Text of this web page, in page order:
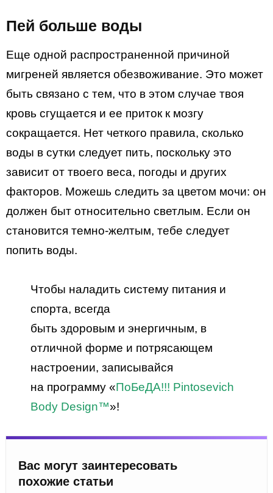
Пей больше воды
Еще одной распространенной причиной
мигреней является обезвоживание. Это может
быть связано с тем, что в этом случае твоя
кровь сгущается и ее приток к мозгу
сокращается. Нет четкого правила, сколько
воды в сутки следует пить, поскольку это
зависит от твоего веса, погоды и других
факторов. Можешь следить за цветом мочи: он
должен быт относительно светлым. Если он
становится темно-желтым, тебе следует
попить воды.
Чтобы наладить систему питания и
спорта, всегда
быть здоровым и энергичным, в
отличной форме и потрясающем
настроении, записывайся
на программу «ПоБеДА!!! Pintosevich
Body Design™»!
Вас могут заинтересовать
похожие статьи